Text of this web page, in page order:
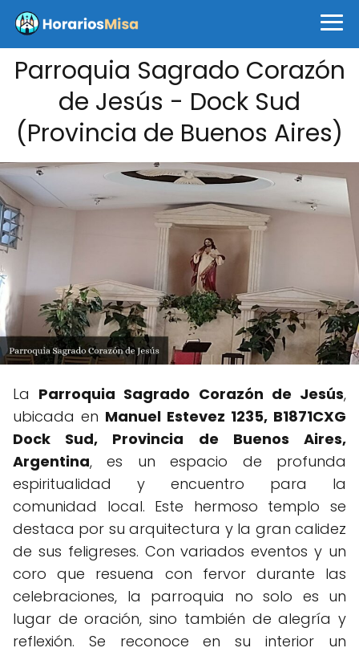
Parroquia Sagrado Corazón
de Jesús - Dock Sud
(Provincia de Buenos Aires)
La Parroquia Sagrado Corazón de Jesús,
ubicada en Manuel Estevez 1235, B1871CXG
Dock Sud, Provincia de Buenos Aires,
Argentina, es un espacio de profunda
espiritualidad y encuentro para la
comunidad local. Este hermoso templo se
destaca por su arquitectura y la gran calidez
de sus feligreses. Con variados eventos y un
coro que resuena con fervor durante las
celebraciones, la parroquia no solo es un
lugar de oración, sino también de alegría y
reflexión. Se reconoce en su interior un